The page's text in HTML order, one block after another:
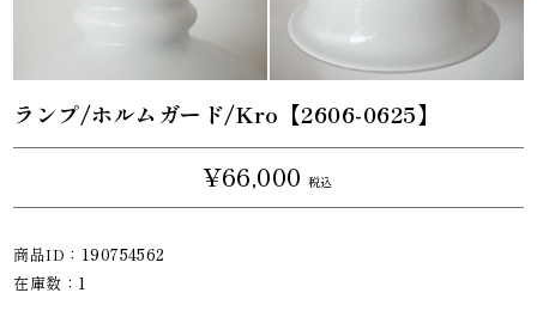
ランプ/ホルムガード/Kro【2606-0625】
¥66,000 税込
商品ID： 190754562
在庫数： 1